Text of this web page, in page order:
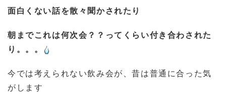
面白くない話を散々聞かされたり
朝までこれは何次会？？ってくらい付き合わされた
り。。。
今では考えられない飲み会が、昔は普通に合った気
がします